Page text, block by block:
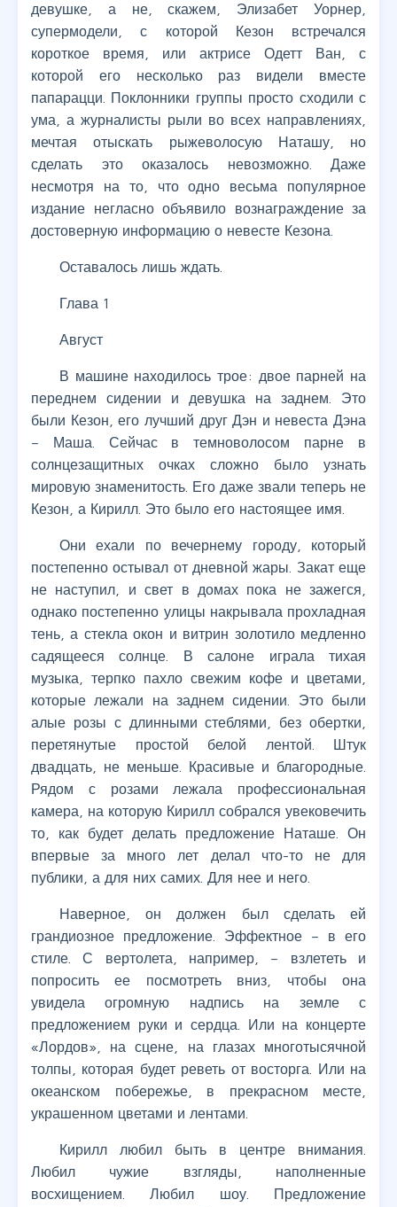
девушке, а не, скажем, Элизабет Уорнер,
супермодели, с которой Кезон встречался
короткое время, или актрисе Одетт Ван, с
которой его несколько раз видели вместе
папарацци. Поклонники группы просто сходили с
ума, а журналисты рыли во всех направлениях,
мечтая отыскать рыжеволосую Наташу, но
сделать это оказалось невозможно. Даже
несмотря на то, что одно весьма популярное
издание негласно объявило вознаграждение за
достоверную информацию о невесте Кезона.
Оставалось лишь ждать.
Глава 1
Август
В машине находилось трое: двое парней на
переднем сидении и девушка на заднем. Это
были Кезон, его лучший друг Дэн и невеста Дэна
– Маша. Сейчас в темноволосом парне в
солнцезащитных очках сложно было узнать
мировую знаменитость. Его даже звали теперь не
Кезон, а Кирилл. Это было его настоящее имя.
Они ехали по вечернему городу, который
постепенно остывал от дневной жары. Закат еще
не наступил, и свет в домах пока не зажегся,
однако постепенно улицы накрывала прохладная
тень, а стекла окон и витрин золотило медленно
садящееся солнце. В салоне играла тихая
музыка, терпко пахло свежим кофе и цветами,
которые лежали на заднем сидении. Это были
алые розы с длинными стеблями, без обертки,
перетянутые простой белой лентой. Штук
двадцать, не меньше. Красивые и благородные.
Рядом с розами лежала профессиональная
камера, на которую Кирилл собрался увековечить
то, как будет делать предложение Наташе. Он
впервые за много лет делал что-то не для
публики, а для них самих. Для нее и него.
Наверное, он должен был сделать ей
грандиозное предложение. Эффектное – в его
стиле. С вертолета, например, – взлететь и
попросить ее посмотреть вниз, чтобы она
увидела огромную надпись на земле с
предложением руки и сердца. Или на концерте
«Лордов», на сцене, на глазах многотысячной
толпы, которая будет реветь от восторга. Или на
океанском побережье, в прекрасном месте,
украшенном цветами и лентами.
Кирилл любил быть в центре внимания.
Любил чужие взгляды, наполненные
восхищением. Любил шоу. Предложение